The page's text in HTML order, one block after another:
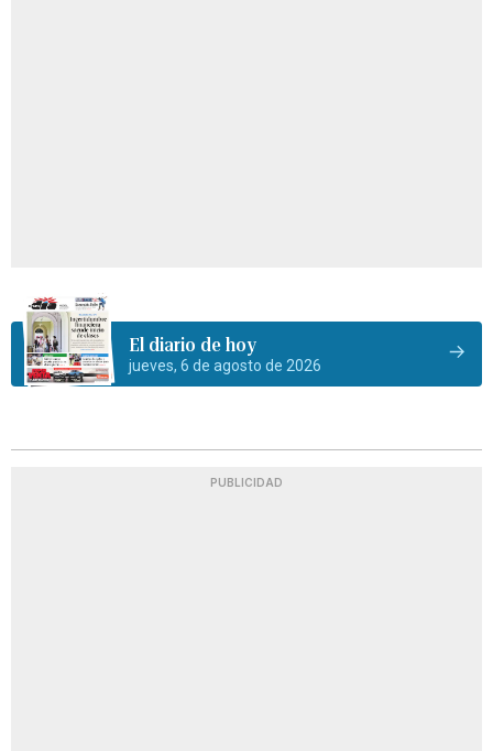
El diario de hoy
jueves, 6 de agosto de 2026
PUBLICIDAD